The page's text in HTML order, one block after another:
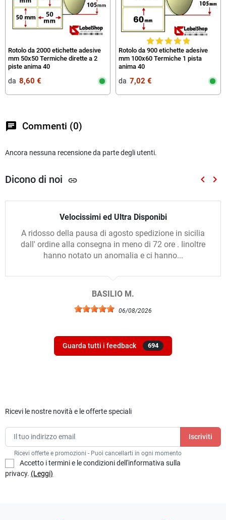
Rotolo da 2000 etichette adesive
mm 50x50 Termiche dirette a 2
piste anima 40
da‎ ‎ 8,60 €
Rotolo da 900 etichette adesive
mm 100x60 Termiche 1 pista
anima 40
da‎ ‎ 7,02 €
chat Commenti (0)
Ancora nessuna recensione da parte degli utenti.
Dicono di noi link keyboard_arrow_left keyboard_arrow_right
Velocissimi ed Ultra Disponibi
A ridosso della pausa di agosto spedizione in sicilia
dall' ordine alla consegna in meno di 72 ore . Iinoltre
hanno notato un anomalia e ci hanno...
BASILIO M.
06/08/2026
Guarda tutti i feedback 694
Ricevi le nostre novità e le offerte speciali
Ricevi offerte e promozioni - Puoi cancellarti in ogni momento
Accetto i termini e le condizioni dell'informativa sulla
privacy. (Leggi)